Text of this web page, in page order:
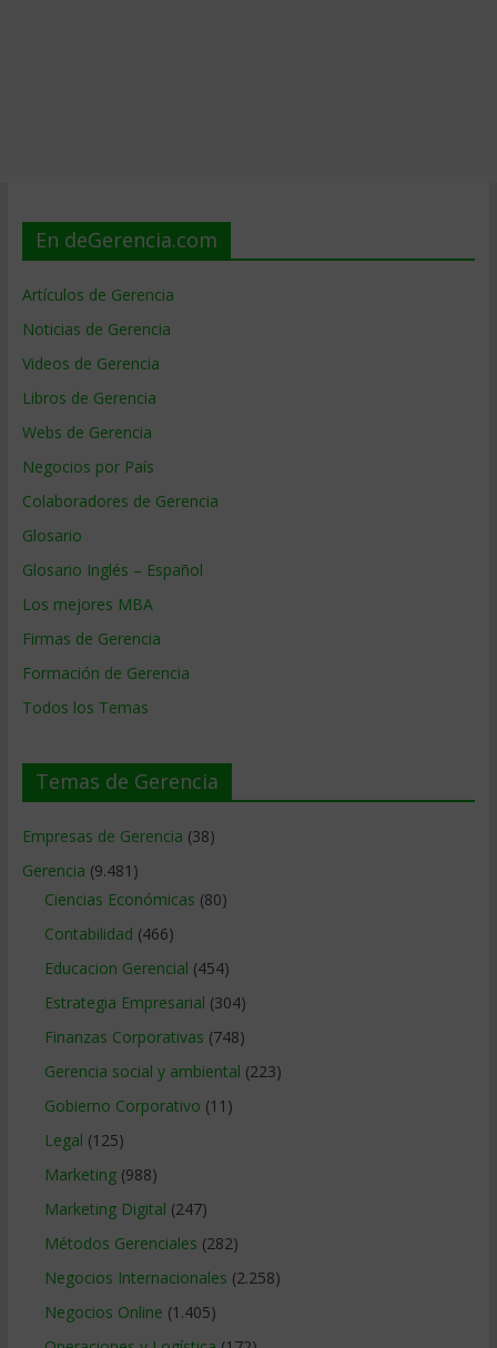
En deGerencia.com
Artículos de Gerencia
Noticias de Gerencia
Videos de Gerencia
Libros de Gerencia
Webs de Gerencia
Negocios por País
Colaboradores de Gerencia
Glosario
Glosario Inglés – Español
Los mejores MBA
Firmas de Gerencia
Formación de Gerencia
Todos los Temas
Temas de Gerencia
Empresas de Gerencia (38)
Gerencia (9.481)
Ciencias Económicas (80)
Contabilidad (466)
Educacion Gerencial (454)
Estrategia Empresarial (304)
Finanzas Corporativas (748)
Gerencia social y ambiental (223)
Gobierno Corporativo (11)
Legal (125)
Marketing(988)
Marketing Digital (247)
Métodos Gerenciales (282)
Negocios Internacionales (2.258)
Negocios Online (1.405)